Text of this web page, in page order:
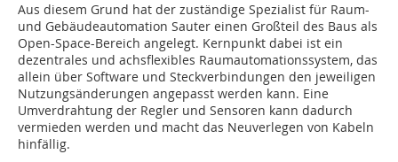
Aus diesem Grund hat der zustän­dige Spezialist für Raum-
und Gebäudeautomation Sauter einen Großteil des Baus als
Open-Space-Bereich angelegt. Kernpunkt dabei ist ein
dezentrales und achsflexibles Raumautomations­system, das
allein über Software und Steckverbindungen den jeweiligen
Nutzungsänderungen angepasst werden kann. Eine
Umverdrahtung der Regler und Sensoren kann dadurch
vermieden werden und macht das Neuverlegen von Kabeln
hinfällig.